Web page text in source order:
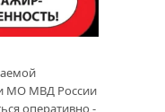
МО МВД России
оперативно -